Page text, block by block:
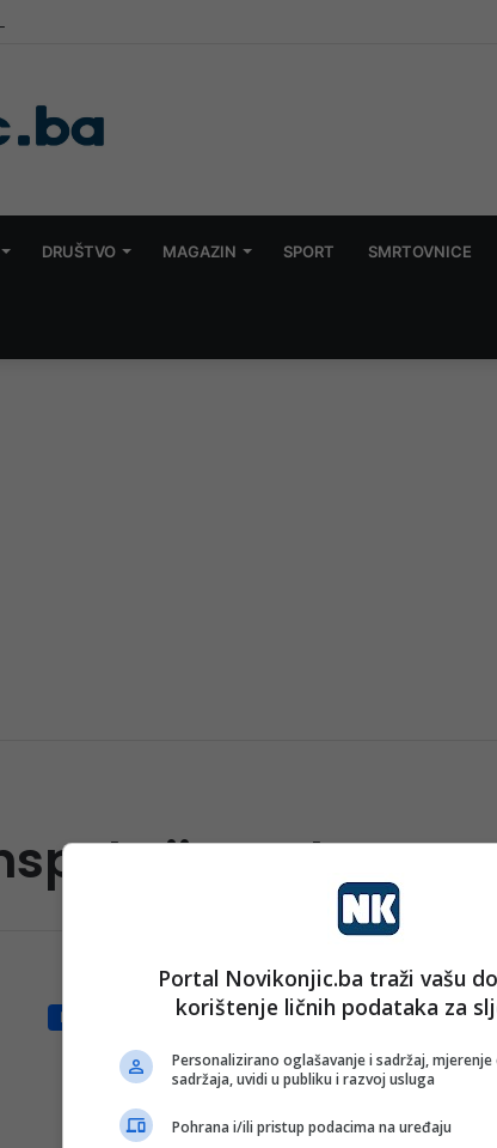
upravi: Radnici Željezare će se zatvoriti u pogone
DRUŠTVO MAGAZIN SPORT SMRTOVNICE
rada
Društvo
Da li isto godišnjeg
može imati radnik sa 20
staža i onaj sa dvije godine?
Portal Novikonjic.ba traži vašu
korištenje ličnih podataka za
Personalizirano oglašavanje i sadržaj,
sadržaja, uvidi u publiku i razvoj usluga
Pohrana i/ili pristup podacima na uređaju